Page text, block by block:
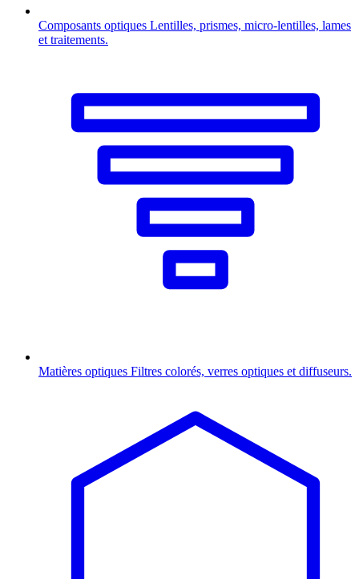
Composants optiques Lentilles, prismes, micro-lentilles, lames
et traitements.
Matières optiques Filtres colorés, verres optiques et diffuseurs.